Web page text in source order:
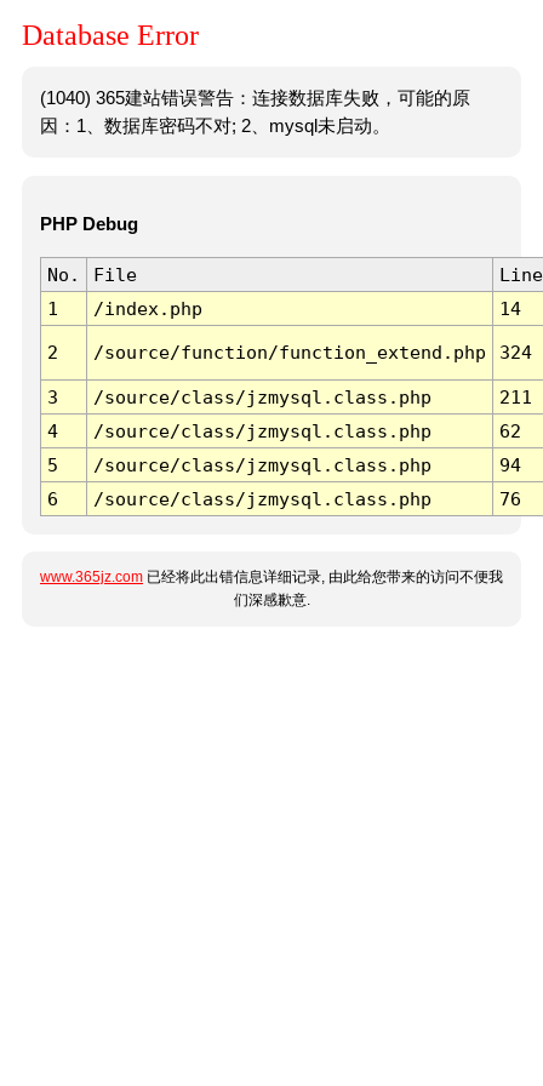
Database Error
(1040) 365建站错误警告：连接数据库失败，可能的原
因：1、数据库密码不对; 2、mysql未启动。
PHP Debug
No. File
Line
1
/index.php 14
2 /source/function/function_extend.php 324
3 /source/class/jzmysql.class.php
211
4
/source/class/jzmysql.class.php
62
5
/source/class/jzmysql.class.php
94
6
/source/class/jzmysql.class.php 76
www.365jz.com 已经将此出错信息详细记录, 由此给您带来的访问不便我
们深感歉意.